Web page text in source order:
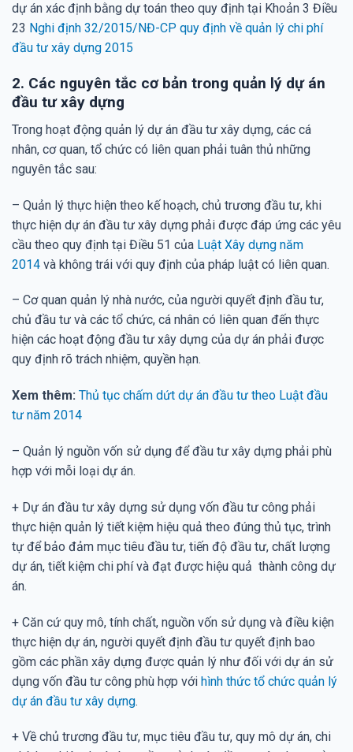
dự án xác định bằng dự toán theo quy định tại Khoản 3 Điều
23 Nghi định 32/2015/NĐ-CP quy định về quản lý chi phí
đầu tư xây dựng 2015
2. Các nguyên tắc cơ bản trong quản lý dự án
đầu tư xây dựng
Trong hoạt động quản lý dự án đầu tư xây dựng, các cá
nhân, cơ quan, tổ chức có liên quan phải tuân thủ những
nguyên tắc sau:
– Quản lý thực hiện theo kế hoạch, chủ trương đầu tư, khi
thực hiện dự án đầu tư xây dựng phải được đáp ứng các yêu
cầu theo quy định tại Điều 51 của Luật Xây dựng năm
2014 và không trái với quy định của pháp luật có liên quan.
– Cơ quan quản lý nhà nước, của người quyết định đầu tư,
chủ đầu tư và các tổ chức, cá nhân có liên quan đến thực
hiện các hoạt động đầu tư xây dựng của dự án phải được
quy định rõ trách nhiệm, quyền hạn.
Xem thêm: Thủ tục chấm dứt dự án đầu tư theo Luật đầu
tư năm 2014
– Quản lý nguồn vốn sử dụng để đầu tư xây dựng phải phù
hợp với mỗi loại dự án.
+ Dự án đầu tư xây dựng sử dụng vốn đầu tư công phải
thực hiện quản lý tiết kiệm hiệu quả theo đúng thủ tục, trình
tự để bảo đảm mục tiêu đầu tư, tiến độ đầu tư, chất lượng
dự án, tiết kiệm chi phí và đạt được hiệu quả thành công dự
án.
+ Căn cứ quy mô, tính chất, nguồn vốn sử dụng và điều kiện
thực hiện dự án, người quyết định đầu tư quyết định bao
gồm các phần xây dựng được quản lý như đối với dự án sử
dụng vốn đầu tư công phù hợp với hình thức tổ chức quản lý
dự án đầu tư xây dựng.
+ Về chủ trương đầu tư, mục tiêu đầu tư, quy mô dự án, chi